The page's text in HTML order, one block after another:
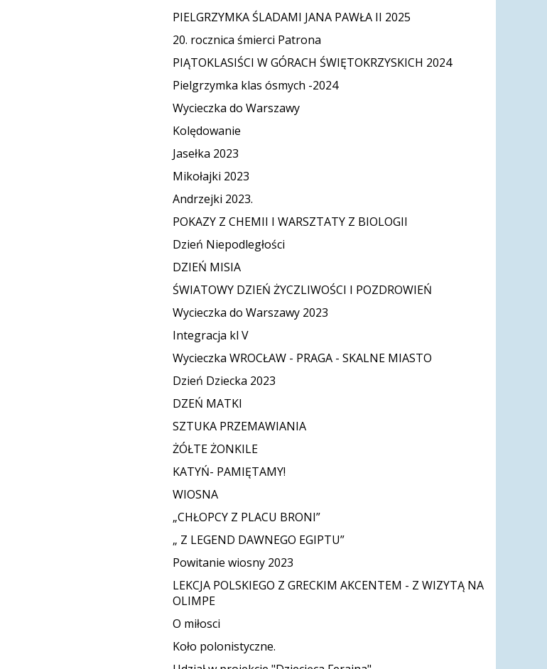
PIELGRZYMKA ŚLADAMI JANA PAWŁA II 2025
20. rocznica śmierci Patrona
PIĄTOKLASIŚCI W GÓRACH ŚWIĘTOKRZYSKICH 2024
Pielgrzymka klas ósmych -2024
Wycieczka do Warszawy
Kolędowanie
Jasełka 2023
Mikołajki 2023
Andrzejki 2023.
POKAZY Z CHEMII I WARSZTATY Z BIOLOGII
Dzień Niepodległości
DZIEŃ MISIA
ŚWIATOWY DZIEŃ ŻYCZLIWOŚCI I POZDROWIEŃ
Wycieczka do Warszawy 2023
Integracja kl V
Wycieczka WROCŁAW - PRAGA - SKALNE MIASTO
Dzień Dziecka 2023
DZEŃ MATKI
SZTUKA PRZEMAWIANIA
ŻÓŁTE ŻONKILE
KATYŃ- PAMIĘTAMY!
WIOSNA
„CHŁOPCY Z PLACU BRONI”
„ Z LEGEND DAWNEGO EGIPTU”
Powitanie wiosny 2023
LEKCJA POLSKIEGO Z GRECKIM AKCENTEM - Z WIZYTĄ NA
OLIMPE
O miłosci
Koło polonistyczne.